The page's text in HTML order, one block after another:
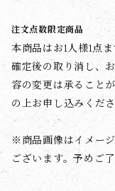
注文点数限定商品
本商品はお1人様1点
確定後の取り消し、
容の変更は承ること
の上お申し込みくださ
※商品画像はイメー
ございます。予めご